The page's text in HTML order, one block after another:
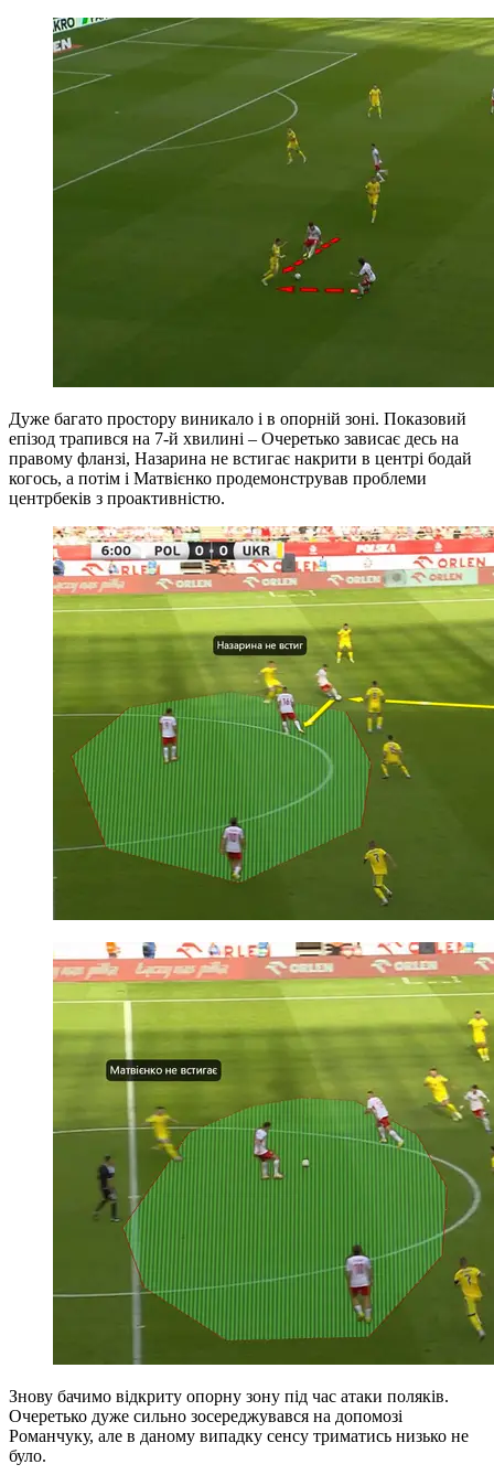
Дуже багато простору виникало і в опорній зоні. Показовий
епізод трапився на 7-й хвилині – Очеретько зависає десь на
правому фланзі, Назарина не встигає накрити в центрі бодай
когось, а потім і Матвієнко продемонстрував проблеми
центрбеків з проактивністю.
Знову бачимо відкриту опорну зону під час атаки поляків.
Очеретько дуже сильно зосереджувався на допомозі
Романчуку, але в даному випадку сенсу триматись низько не
було.